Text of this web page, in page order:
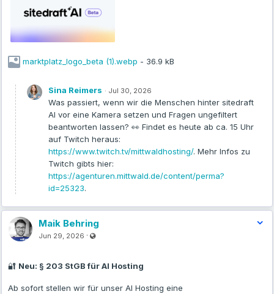
• Anpassungen perChat, visuellem Editor oder Code-Editor
inklusive Versionierung für volle
•Geführter Chat
A) Website komplett neu aufsetzen
B) Relaunch-Modus
wählen und Inhalte einer bestehenden
Website als Ausgangsbasis übernehmen.
Wie geht es los?
Installiert einfach die Extension „sitedraft AI“ über denMarktplatz
im
mStudio. In jedem Projekt findet ihr dann den Reiter “sitedraft
Weitere Infos gibt´shier
https://www.mittwald.de/mstudio/extensions/sitedraft-ai
marktplatz_logo_beta (1).webp - 36.9 kB
Sina Reimers · Jul 30, 2026
Was passiert, wenn wir die Menschen hinter sitedraft
AI vor eine Kamera setzen und Fragen ungefiltert
beantworten lassen? 👀 Findet es heute ab ca. 15 Uhr
auf Twitch heraus:
https://www.twitch.tv/mittwaldhosting/. Mehr Infos zu
Twitch gibts hier:
https://agenturen.mittwald.de/content/perma?
id=25323.
Maik Behring
Jun 29, 2026 ·
🔐 Neu: § 203 StGB für AI Hosting
Ab sofort stellen wir für unser AI Hosting eine